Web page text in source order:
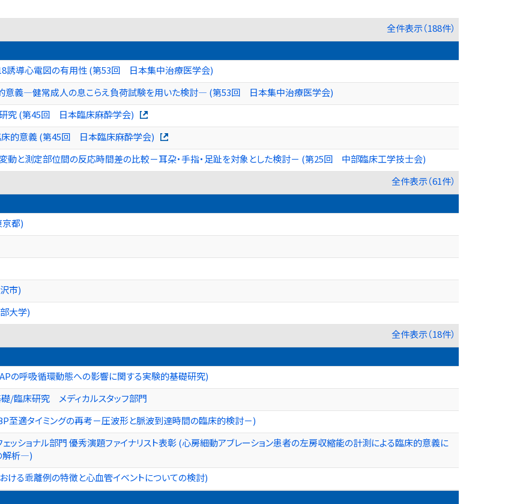
全件表示（188件）
誘導心電図の有用性 (第53回 日本集中治療医学会)
意義―健常成人の息こらえ負荷試験を用いた検討― (第53回 日本集中治療医学会)
研究 (第45回 日本臨床麻酔学会)
床的意義 (第45回 日本臨床麻酔学会)
動と測定部位間の反応時間差の比較－耳朶・手指・足趾を対象とした検討－ (第25回 中部臨床工学技士会)
全件表示（61件）
都)
市)
大学)
全件表示（18件）
の呼吸循環動態への影響に関する実験的基礎研究)
/臨床研究 メディカルスタッフ部門
至適タイミングの再考－圧波形と脈波到達時間の臨床的検討－)
ッショナル部門 優秀演題ファイナリスト表彰 (心房細動アブレーション患者の左房収縮能の計測による臨床的意義に
解析―)
ける乖離例の特徴と心血管イベントについての検討)